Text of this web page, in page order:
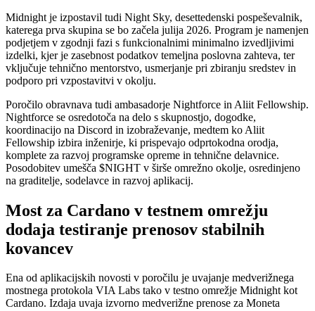
Midnight je izpostavil tudi Night Sky, desettedenski pospeševalnik,
katerega prva skupina se bo začela julija 2026. Program je namenjen
podjetjem v zgodnji fazi s funkcionalnimi minimalno izvedljivimi
izdelki, kjer je zasebnost podatkov temeljna poslovna zahteva, ter
vključuje tehnično mentorstvo, usmerjanje pri zbiranju sredstev in
podporo pri vzpostavitvi v okolju.
Poročilo obravnava tudi ambasadorje Nightforce in Aliit Fellowship.
Nightforce se osredotoča na delo s skupnostjo, dogodke,
koordinacijo na Discord in izobraževanje, medtem ko Aliit
Fellowship izbira inženirje, ki prispevajo odprtokodna orodja,
komplete za razvoj programske opreme in tehnične delavnice.
Posodobitev umešča $NIGHT v širše omrežno okolje, osredinjeno
na graditelje, sodelavce in razvoj aplikacij.
Most za Cardano v testnem omrežju
dodaja testiranje prenosov stabilnih
kovancev
Ena od aplikacijskih novosti v poročilu je uvajanje medverižnega
mostnega protokola VIA Labs tako v testno omrežje Midnight kot
Cardano. Izdaja uvaja izvorno medverižne prenose za Moneta